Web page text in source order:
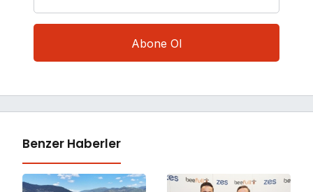
Benzer Haberler